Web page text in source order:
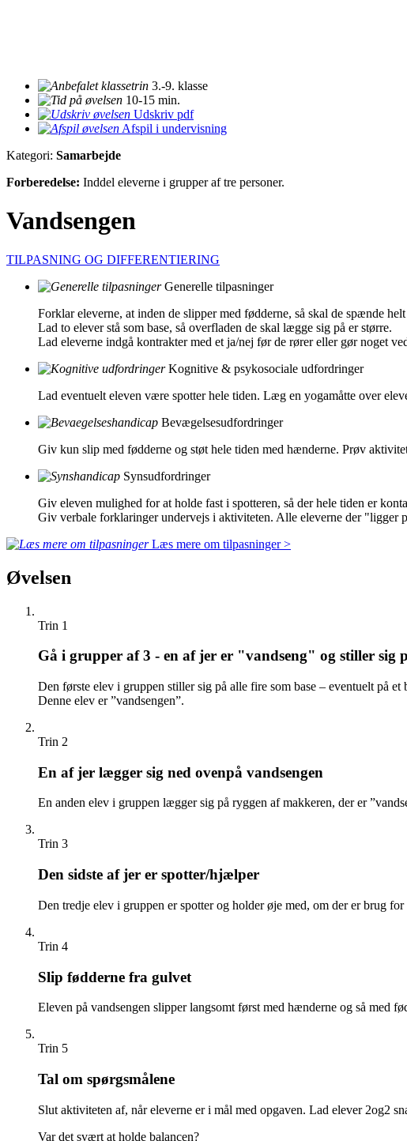
3.-9. klasse
10-15 min.
Udskriv pdf
Afspil i undervisning
Kategori: Samarbejde
Forberedelse: Inddel eleverne i grupper af tre personer.
Vandsengen
TILPASNING OG DIFFERENTIERING
Generelle tilpasninger
Forklar eleverne, at inden de slipper med fødderne, så skal de spænde
Lad to elever stå som base, så overfladen de skal lægge sig på er større.
Lad eleverne indgå kontrakter med et ja/nej før de rører eller gør noget
Kognitive & psykosociale udfordringer
Lad eventuelt eleven være spotter hele tiden. Læg en yogamåtte over
Bevægelsesudfordringer
Giv kun slip med fødderne og støt hele tiden med hænderne. Prøv
Synsudfordringer
Giv eleven mulighed for at holde fast i spotteren, så der hele tiden er
Giv verbale forklaringer undervejs i aktiviteten. Alle eleverne der "ligger
Læs mere om tilpasninger >
Øvelsen
Trin 1
Gå i grupper af 3 - en af jer er "vandseng" og stiller sig
Den første elev i gruppen stiller sig på alle fire som base – eventuelt på et
Denne elev er ”vandsengen”.
Trin 2
En af jer lægger sig ned ovenpå vandsengen
En anden elev i gruppen lægger sig på ryggen af makkeren, der er
Trin 3
Den sidste af jer er spotter/hjælper
Den tredje elev i gruppen er spotter og holder øje med, om der er brug
Trin 4
Slip fødderne fra gulvet
Eleven på vandsengen slipper langsomt først med hænderne og så med
Trin 5
Tal om spørgsmålene
Slut aktiviteten af, når eleverne er i mål med opgaven. Lad elever 2og2
Var det svært at holde balancen?